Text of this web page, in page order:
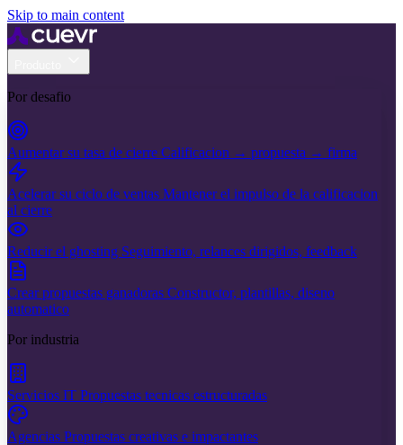
Skip to main content
Por desafio
Aumentar su tasa de cierre Calificacion → propuesta → firma
Acelerar su ciclo de ventas Mantener el impulso de la calificacion
al cierre
Reducir el ghosting Seguimiento, relances dirigidos, feedback
Crear propuestas ganadoras Constructor, plantillas, diseno
automatico
Por industria
Servicios IT Propuestas tecnicas estructuradas
Agencias Propuestas creativas e impactantes